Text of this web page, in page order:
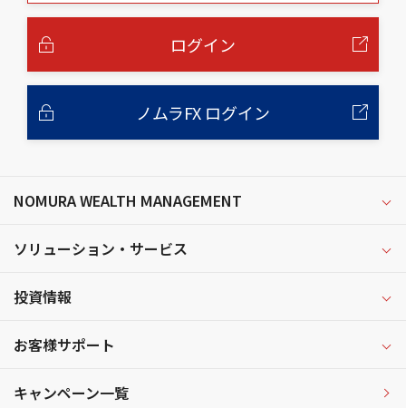
ログイン
ノムラFX ログイン
NOMURA WEALTH MANAGEMENT
ソリューション・サービス
投資情報
お客様サポート
キャンペーン一覧